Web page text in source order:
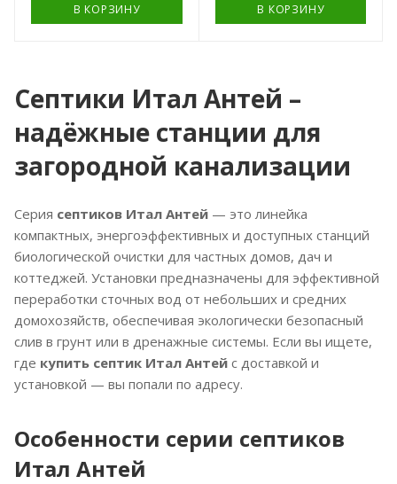
Вариант
расположения
устройства
станция
биологической
очистки
Потребляемая эл.
1,44
Глубина подводящей
трубы, мм
880
Количество камер
4
Вес, кг
95
В КОРЗИНУ
Вариант
расположения
устройства
станция
биологической
очистки
Потребляемая эл.
1,44
Глубина подводящей
трубы, мм
820
Количество камер
4
Вес, кг
120
В КОРЗИНУ
Септики Итал Антей –
надёжные станции для
загородной канализации
Серия септиков Итал Антей — это линейка
компактных, энергоэффективных и доступных станций
биологической очистки для частных домов, дач и
коттеджей. Установки предназначены для эффективной
переработки сточных вод от небольших и средних
домохозяйств, обеспечивая экологически безопасный
слив в грунт или в дренажные системы. Если вы ищете,
где купить септик Итал Антей с доставкой и
установкой — вы попали по адресу.
Особенности серии септиков
Итал Антей